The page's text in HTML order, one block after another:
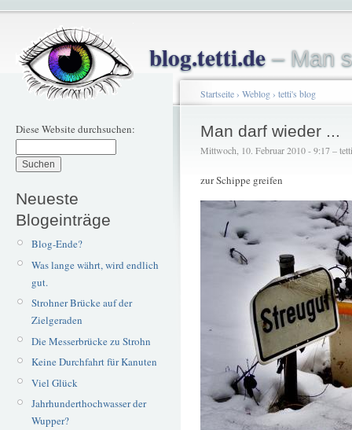
blog.tetti.de– Man
Diese Website durchsuchen:
Neueste
Blogeinträge
Blog-Ende?
Was lange währt, wird endlich
gut.
Strohner Brücke auf der
Zielgeraden
Die Messerbrücke zu Strohn
Keine Durchfahrt für Kanuten
Viel Glück
Jahrhunderthochwasser der
Wupper?
Startseite› Weblog› tetti's blog
Man darf wieder ...
Mittwoch, 10. Februar 2010 - 9:17 – tetti
zur Schippe greifen